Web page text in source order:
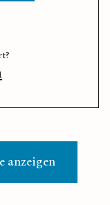
anzeigen